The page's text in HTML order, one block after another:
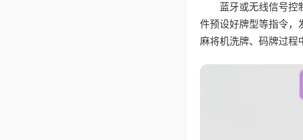
蓝牙或无线信号控
件预设好牌型等指令，
麻将机洗牌、码牌过程